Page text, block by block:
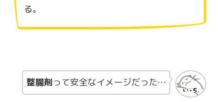
る。
整腸剤って安全なイメージだった…